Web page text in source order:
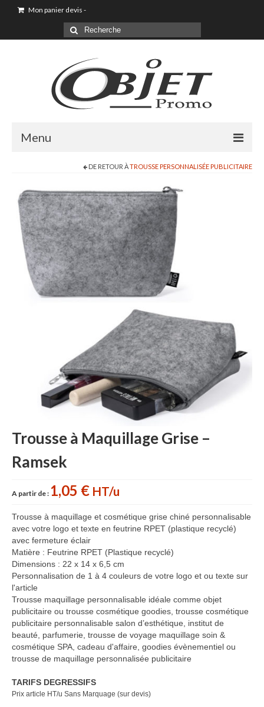
Mon panier devis -
Menu
Sac shopping
Sacoche
Sac à dos
Sac sport
Sac papier
Contact
DE RETOUR ÀTROUSSE PERSONNALISÉE PUBLICITAIRE
Trousse à Maquillage Grise –
Ramsek
A partir de : 1,05 € HT/u
Trousse à maquillage et cosmétique grise chiné personnalisable
avec votre logo et texte en feutrine RPET (plastique recyclé)
avec fermeture éclair
Matière : Feutrine RPET (Plastique recyclé)
Dimensions : 22 x 14 x 6,5 cm
Personnalisation de 1 à 4 couleurs de votre logo et ou texte sur
l'article
Trousse maquillage personnalisable idéale comme objet
publicitaire ou trousse cosmétique goodies, trousse cosmétique
publicitaire personnalisable salon d’esthétique, institut de
beauté, parfumerie, trousse de voyage maquillage soin &
cosmétique SPA, cadeau d'affaire, goodies évènementiel ou
trousse de maquillage personnalisée publicitaire
TARIFS DEGRESSIFS
Prix article HT/u Sans Marquage (sur devis)